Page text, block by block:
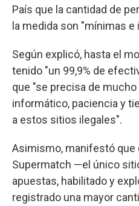
País que la cantidad de
la medida son "mínimas e
Según explicó, hasta el
tenido "un 99,9% de
que "se precisa de
informático, paciencia y
a estos sitios ilegales".
Asimismo, manifestó que
Supermatch —el único
apuestas, habilitado y
registrado una mayor